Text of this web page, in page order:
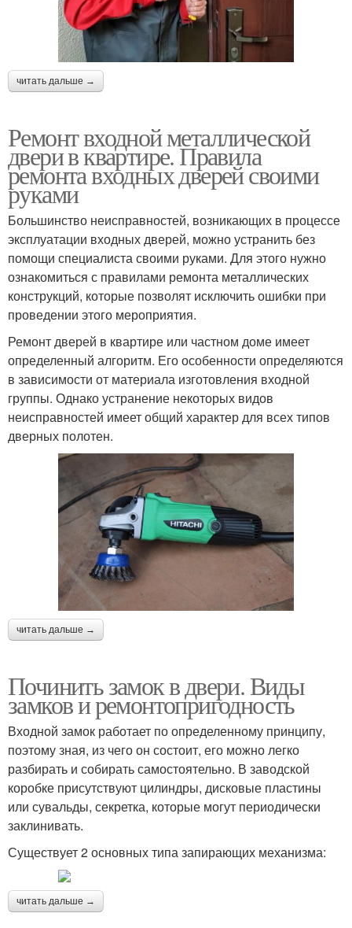
читать дальше →
Ремонт входной металлической
двери в квартире. Правила
ремонта входных дверей своими
руками
Большинство неисправностей, возникающих в процессе
эксплуатации входных дверей, можно устранить без
помощи специалиста своими руками. Для этого нужно
ознакомиться с правилами ремонта металлических
конструкций, которые позволят исключить ошибки при
проведении этого мероприятия.
Ремонт дверей в квартире или частном доме имеет
определенный алгоритм. Его особенности определяются
в зависимости от материала изготовления входной
группы. Однако устранение некоторых видов
неисправностей имеет общий характер для всех типов
дверных полотен.
читать дальше →
Починить замок в двери. Виды
замков и ремонтопригодность
Входной замок работает по определенному принципу,
поэтому зная, из чего он состоит, его можно легко
разбирать и собирать самостоятельно. В заводской
коробке присутствуют цилиндры, дисковые пластины
или сувальды, секретка, которые могут периодически
заклинивать.
Существует 2 основных типа запирающих механизма:
читать дальше →